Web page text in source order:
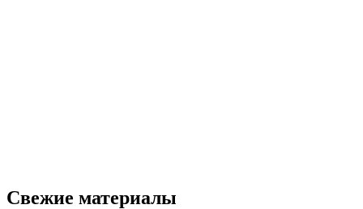
Свежие материалы